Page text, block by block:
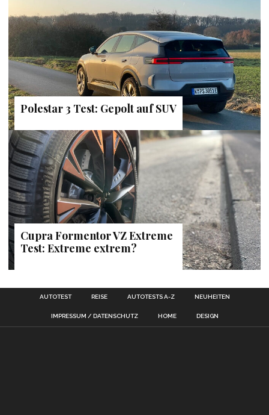
Polestar 3 Test: Gepolt auf SUV
Cupra Formentor VZ Extreme
Test: Extreme extrem?
AUTOTEST REISE AUTOTESTS A-Z NEUHEITEN
IMPRESSUM / DATENSCHUTZ HOME DESIGN